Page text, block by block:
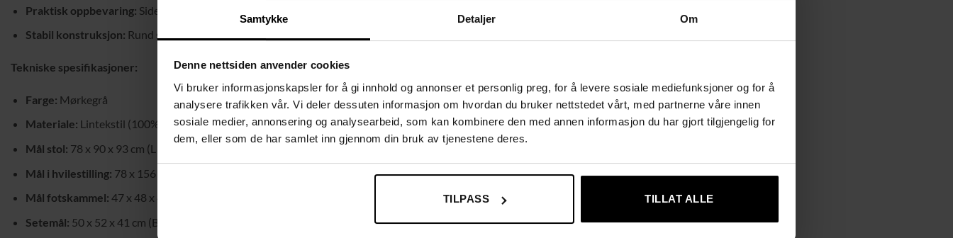
Samtykke Detaljer Om
Denne nettsiden anvender cookies
Vi bruker informasjonskapsler for å gi innhold og annonser et personlig preg, for å levere sosiale mediefunksjoner og for å
analysere trafikken vår. Vi deler dessuten informasjon om hvordan du bruker nettstedet vårt, med partnerne våre innen
sosiale medier, annonsering og analysearbeid, som kan kombinere den med annen informasjon du har gjort tilgjengelig for
dem, eller som de har samlet inn gjennom din bruk av tjenestene deres.
TILPASS TILLAT ALLE
Praktisk oppbevaring: Sideveske for fjernkontroll og enkel montering.
Stabil konstruksjon: Rund stålbase med høy vektkapasitet.
Tekniske spesifikasjoner:
Farge: Mørkegrå
Materiale: Lintekstil (100% polyester), skum, stål
Mål stol: 78 x 90 x 93 cm (L x B x H)
Mål i hvilestilling: 78 x 156 x 80 cm (B x D x H)
Mål fotskammel: 47 x 48 x 44 cm (B x D x H)
Setemål: 50 x 52 x 41 cm (B x D x H)